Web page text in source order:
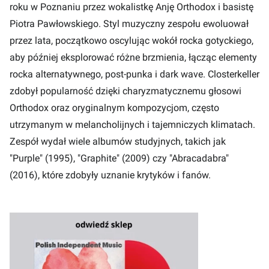
roku w Poznaniu przez wokalistkę Anję Orthodox i basistę
Piotra Pawłowskiego. Styl muzyczny zespołu ewoluował
przez lata, początkowo oscylując wokół rocka gotyckiego,
aby później eksplorować różne brzmienia, łącząc elementy
rocka alternatywnego, post-punka i dark wave. Closterkeller
zdobył popularność dzięki charyzmatycznemu głosowi
Orthodox oraz oryginalnym kompozycjom, często
utrzymanym w melancholijnych i tajemniczych klimatach.
Zespół wydał wiele albumów studyjnych, takich jak
"Purple" (1995), "Graphite" (2009) czy "Abracadabra"
(2016), które zdobyły uznanie krytyków i fanów.